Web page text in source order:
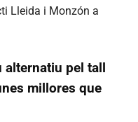
Lleida i Monzón a
alternatiu pel tall
millores que